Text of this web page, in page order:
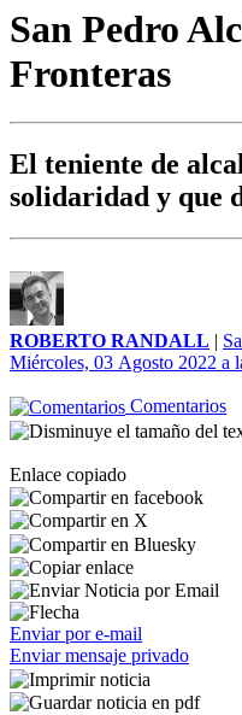
San Pedro
Fronteras
El teniente de
solidaridad y que
ROBERTO RANDALL |
Miércoles, 03 Agosto 2022 a
Comentarios
Enlace copiado
Enviar por e-mail
Enviar mensaje privado